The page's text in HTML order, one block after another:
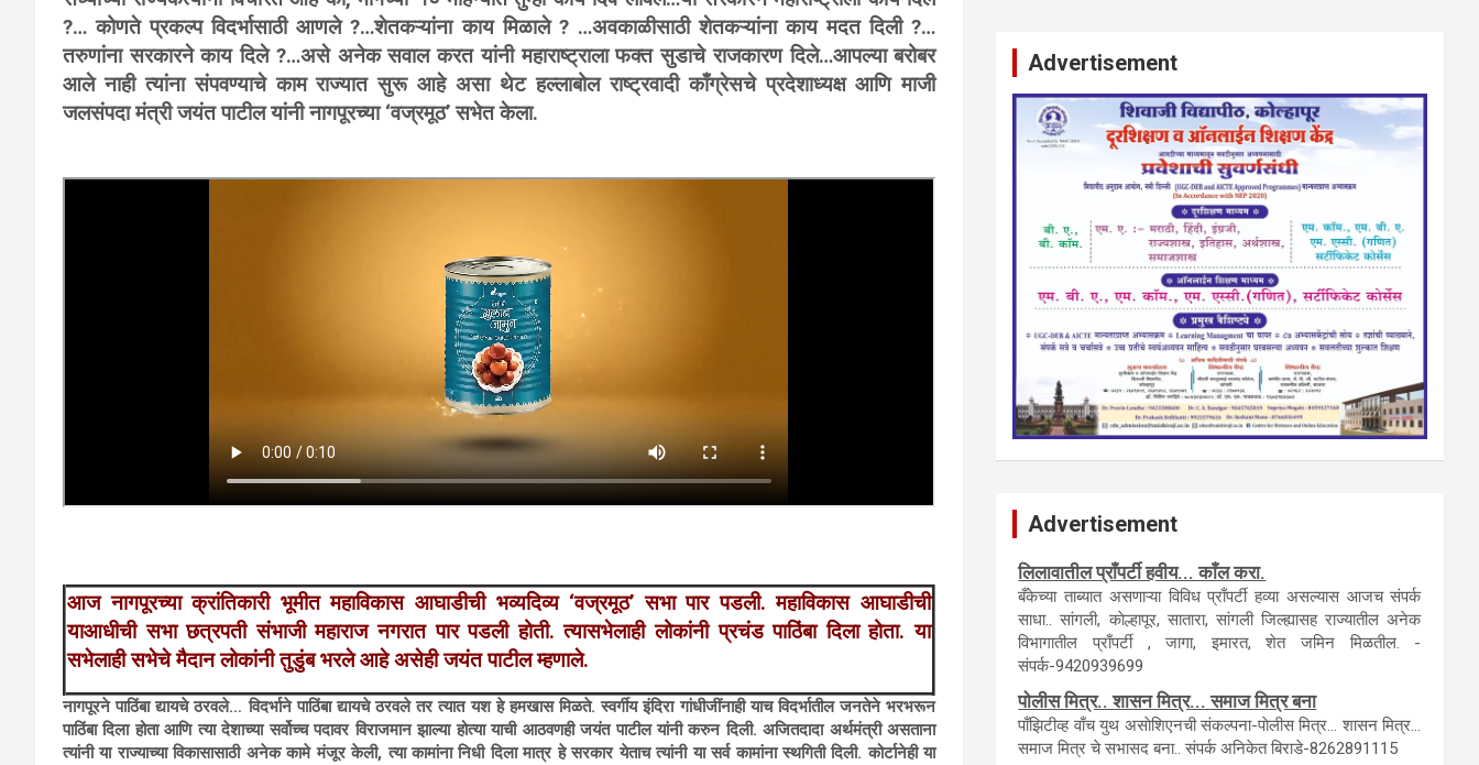
?… कोणते प्रकल्प विदर्भासाठी आणले ?…शेतकऱ्यांना काय मिळाले ? …अवकाळीसाठी शेतकऱ्यांना काय मदत दिली ?…
तरुणांना सरकारने काय दिले ?…असे अनेक सवाल करत यांनी महाराष्ट्राला फक्त सुडाचे राजकारण दिले…आपल्या बरोबर
आले नाही त्यांना संपवण्याचे काम राज्यात सुरू आहे असा थेट हल्लाबोल राष्ट्रवादी काँग्रेसचे प्रदेशाध्यक्ष आणि माजी
जलसंपदा मंत्री जयंत पाटील यांनी नागपूरच्या ‘वज्रमूठ’ सभेत केला.
आज नागपूरच्या क्रांतिकारी भूमीत महाविकास आघाडीची भव्यदिव्य ‘वज्रमूठ’ सभा पार पडली. महाविकास आघाडीची
याआधीची सभा छत्रपती संभाजी महाराज नगरात पार पडली होती. त्यासभेलाही लोकांनी प्रचंड पाठिंबा दिला होता. या
सभेलाही सभेचे मैदान लोकांनी तुडुंब भरले आहे असेही जयंत पाटील म्हणाले.
नागपूरने पाठिंबा द्यायचे ठरवले… विदर्भाने पाठिंबा द्यायचे ठरवले तर त्यात यश हे हमखास मिळते. स्वर्गीय इंदिरा गांधीजींनाही याच विदर्भातील जनतेने भरभरून
पाठिंबा दिला होता आणि त्या देशाच्या सर्वोच्च पदावर विराजमान झाल्या होत्या याची आठवणही जयंत पाटील यांनी करुन दिली. अजितदादा अर्थमंत्री असताना
त्यांनी या राज्याच्या विकासासाठी अनेक कामे मंजूर केली, त्या कामांना निधी दिला मात्र हे सरकार येताच त्यांनी या सर्व कामांना स्थगिती दिली. कोर्टानेही या
Advertisement
Advertisement
नवशक्ती- फ्री प्रेस जर्नल, मराठी इंग्लीश पेपरला जाहिरात द्या.
टेंडर, नाेटीस, आँक्शन, लिगलच्या सर्व बँका, पतसंस्था यांच्या जाहिरातींना
आम्ही याेग्य दरात प्रसिद्धी देऊ.
लिलावातील प्राँपर्टी हवीय... काँल करा.
साधा.. सांगली, काेल्हापूर, सातारा, सांगली जिल्ह्यासह राज्यातील अनेक
विभागातील प्राँपर्टी , जागा, इमारत, शेत जमिन मिळतील. -
संपर्क-9420939699